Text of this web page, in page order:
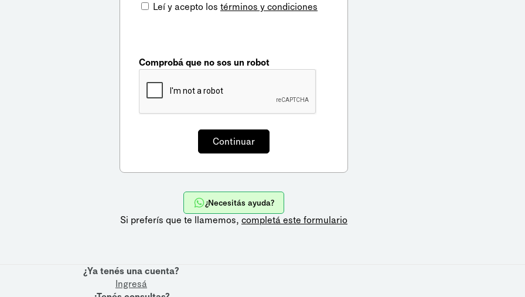
Leí y acepto los términos y condiciones
Comprobá que no sos un robot
¿Necesitás ayuda?
Si preferís que te llamemos, completá este formulario
¿Ya tenés una cuenta?
Ingresá